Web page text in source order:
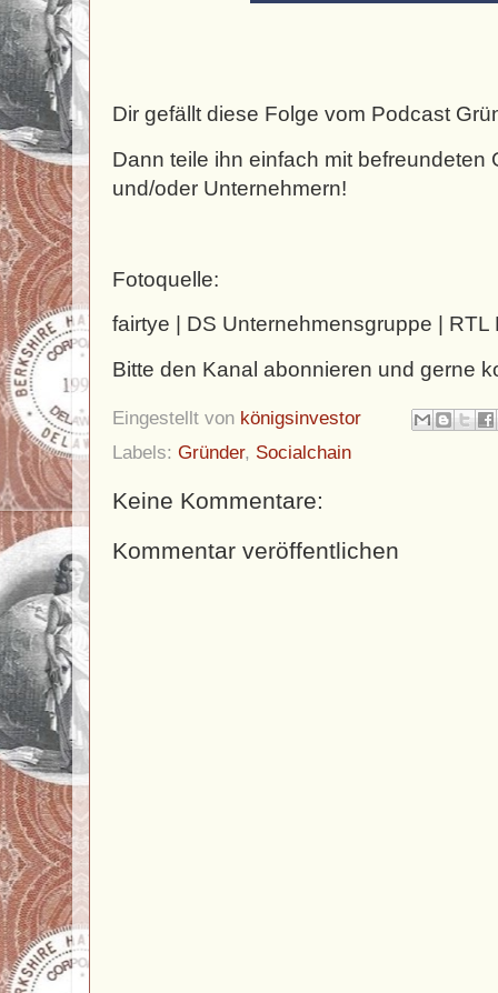
Dir gefällt diese Folge vom Podcast
Dann teile ihn einfach mit befreundeten
und/oder Unternehmern!
Fotoquelle:
fairtye | DS Unternehmensgruppe |
Bitte den Kanal abonnieren und gerne
Eingestellt von königsinvestor
Labels: Gründer, Socialchain
Keine Kommentare:
Kommentar veröffentlichen